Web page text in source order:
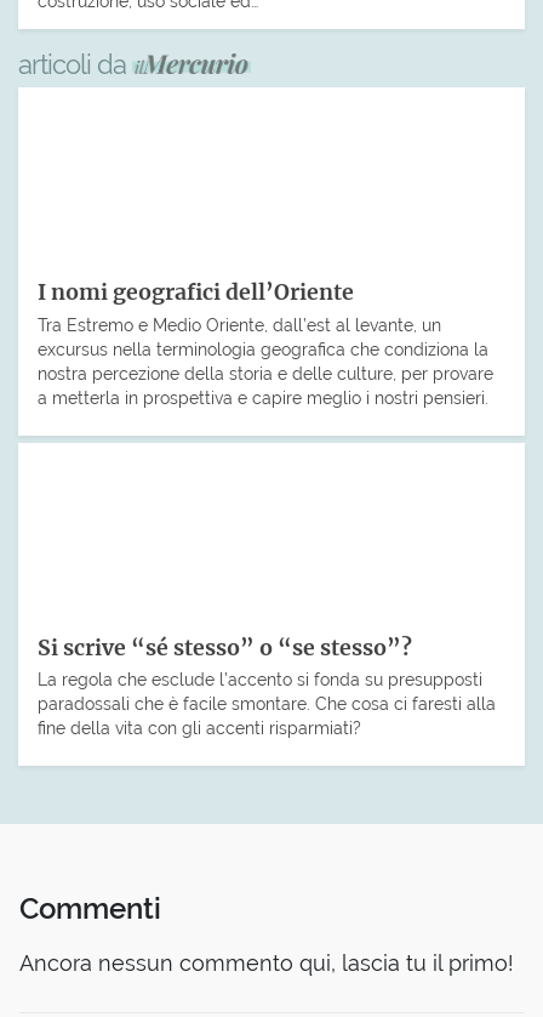
articoli da
I nomi geografici dell’Oriente
Tra Estremo e Medio Oriente, dall’est al levante, un
excursus nella terminologia geografica che condiziona la
nostra percezione della storia e delle culture, per provare
a metterla in prospettiva e capire meglio i nostri pensieri.
Si scrive “sé stesso” o “se stesso”?
La regola che esclude l’accento si fonda su presupposti
paradossali che è facile smontare. Che cosa ci faresti alla
fine della vita con gli accenti risparmiati?
Commenti
Ancora nessun commento qui, lascia tu il primo!